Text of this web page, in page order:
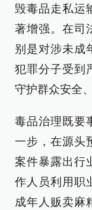
毁毒品走私运
著增强。在司
别是对涉未成
犯罪分子受到
守护群众安全
毒品治理既要
一步，在源头
案件暴露出行
作人员利用职
成年人贩卖麻